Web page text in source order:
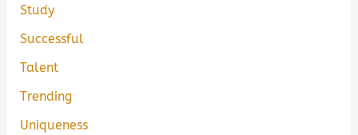
Study
Successful
Talent
Trending
Uniqueness